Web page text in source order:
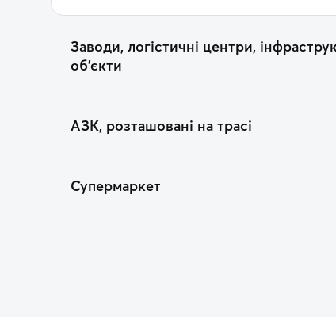
Заводи, логістичні центри,
об’єкти
АЗК, розташовані на трасі
Супермаркет